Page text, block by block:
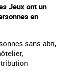
Jeux ont un
en
sans-abri,